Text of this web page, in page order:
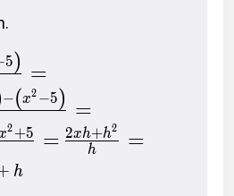
5) =
−(x2 −5) =
2 +5 = h
2xh+h2 =
h